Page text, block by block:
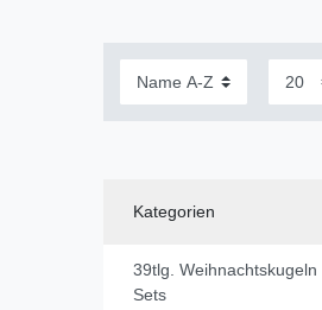
Kategorien
39tlg. Weihnachtskugeln
Sets